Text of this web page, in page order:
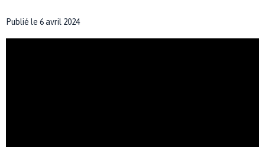
Publié le 6 avril 2024